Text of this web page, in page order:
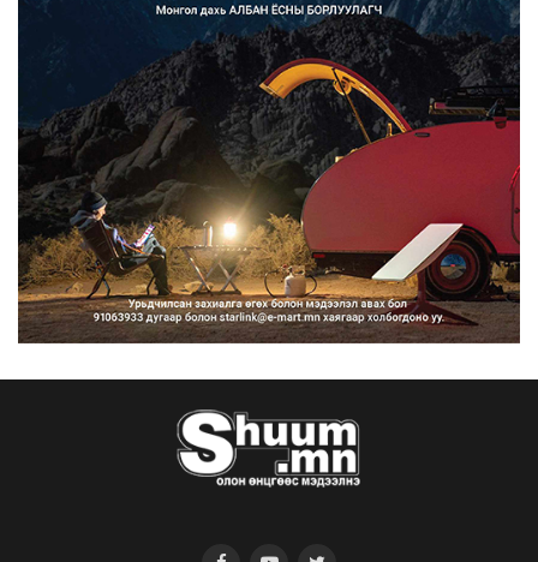
Улсын дугаарын тэгш, сондгойгоор
ангилан хөдөлгөөн...
2026/08/10
Нарантуул, Дүнжингарав, Шинэ 100
айл худалдааны тө...
2026/08/10
КОП17-д ажиллах онцгой байдлын
бүрэлдэхүүн хамтарс...